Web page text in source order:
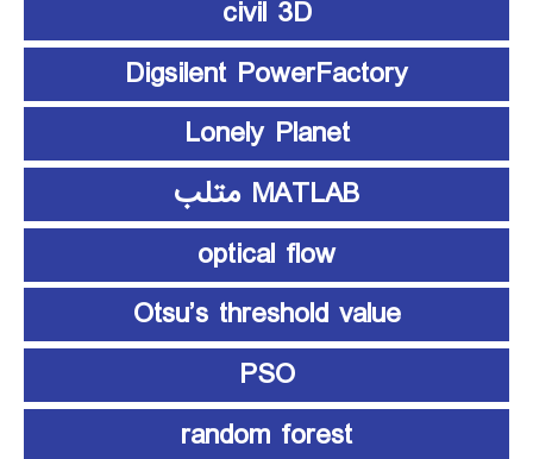
civil 3D
Digsilent PowerFactory
Lonely Planet
MATLAB متلب
optical flow
Otsu’s threshold value
PSO
random forest